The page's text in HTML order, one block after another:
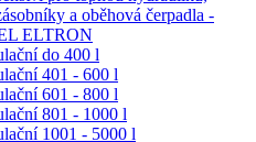
a oběhová čerpadla -
ELTRON
do 400 l
401 - 600 l
601 - 800 l
801 - 1000 l
1001 - 5000 l